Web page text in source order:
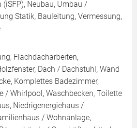
Neubau, Umbau /
Statik, Bauleitung, Vermessung,
Flachdacharbeiten,
Dach / Dachstuhl, Wand
Komplettes Badezimmer,
/ Whirlpool, Waschbecken, Toilette
Niedrigenergiehaus /
/ Wohnanlage,